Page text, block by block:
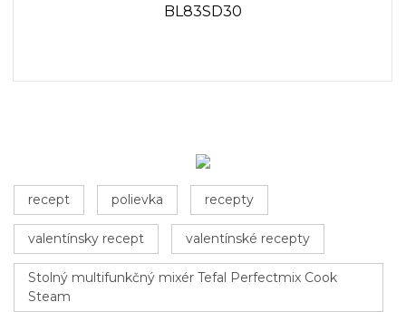
BL83SD30
recept polievka recepty
valentínsky recept valentínské recepty
Stolný multifunkčný mixér Tefal Perfectmix Cook
Steam